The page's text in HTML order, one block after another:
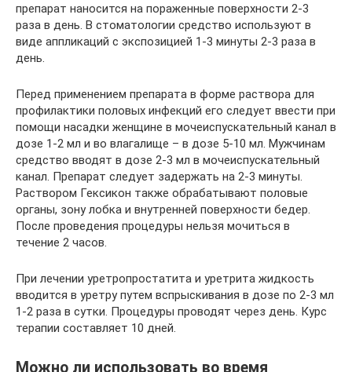
препарат наносится на пораженные поверхности 2-3
раза в день. В стоматологии средство используют в
виде аппликаций с экспозицией 1-3 минуты 2-3 раза в
день.
Перед применением препарата в форме раствора для
профилактики половых инфекций его следует ввести при
помощи насадки женщине в мочеиспускательный канал в
дозе 1-2 мл и во влагалище – в дозе 5-10 мл. Мужчинам
средство вводят в дозе 2-3 мл в мочеиспускательный
канал. Препарат следует задержать на 2-3 минуты.
Раствором Гексикон также обрабатывают половые
органы, зону лобка и внутренней поверхности бедер.
После проведения процедуры нельзя мочиться в
течение 2 часов.
При лечении уретропростатита и уретрита жидкость
вводится в уретру путем вспрыскивания в дозе по 2-3 мл
1-2 раза в сутки. Процедуры проводят через день. Курс
терапии составляет 10 дней.
Можно ли использовать во время